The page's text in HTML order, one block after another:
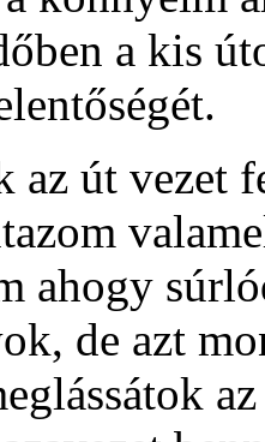
a kis
az út vezet
ahogy
de azt